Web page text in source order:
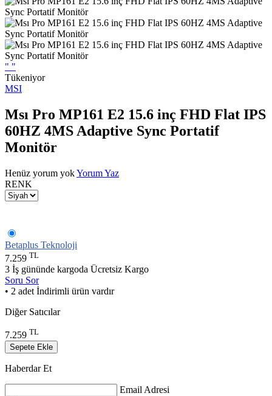
" "
Tükeniyor
MSI
Msı Pro MP161 E2 15.6 inç FHD Flat IPS
60HZ 4MS Adaptive Sync Portatif
Monitör
Henüz yorum yokYorum Yaz
RENK
Betaplus Teknoloji
7.259 TL
3 İş gününde kargoda Ücretsiz Kargo
Soru Sor
• 2 adet İndirimli ürün vardır
Diğer Satıcılar
7.259 TL
Sepete Ekle
Haberdar Et
Email Adresi